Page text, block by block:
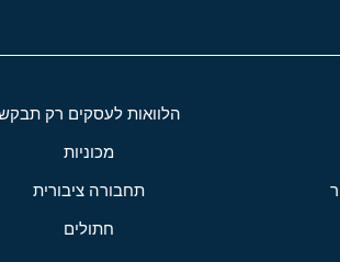
הלוואות לעסקים רק
מכוניות
תחבורה ציבורית
חתולים